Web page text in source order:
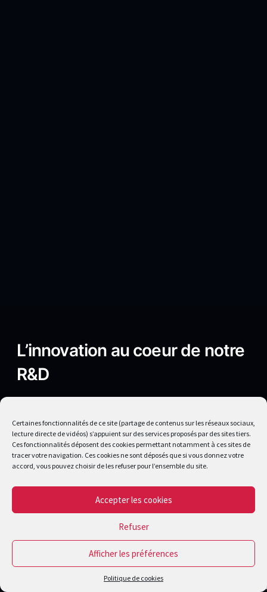
Certaines fonctionnalités de ce site (partage de contenus sur les réseaux sociaux,
lecture directe de vidéos) s’appuient sur des services proposés par des sites tiers.
Ces fonctionnalités déposent des cookies permettant notamment à ces sites de
tracer votre navigation. Ces cookies ne sont déposés que si vous donnez votre
accord, vous pouvez choisir de les refuser pour l’ensemble du site.
Accepter les cookies
Refuser
Afficher les préférences
Politique de cookies
L’innovation au coeur de notre
R&D
(3D, réalité virtuelle, réalité augmentée,
animation, développement, design),nous
créons des expériences utilisateurà forte
valeur ajoutée, traduisant vos objectifs en
de notre chiffre d’affaires consacré à la R&D,
nos services, plaçant l’innovation au cœur de
notre approche pour répondre efficacement à